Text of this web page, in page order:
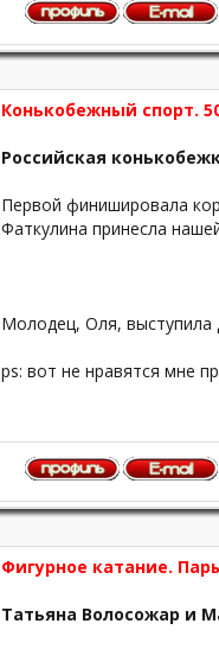
Конькобежный спорт.
Российская
Первой финишировала
Фаткулина принесла
Молодец, Оля, выступила
рs: вот не нравятся мне
Фигурное катание.
Татьяна Волосожар и